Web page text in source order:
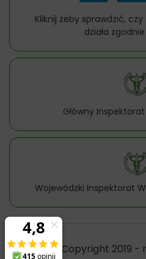
Kliknij żeby sprawdzić,
działa
Główny
Wojewódzki Inspektorat
Copyright 2019 -